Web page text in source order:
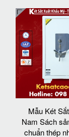
Mẫu Két
Nam Sách
chuẩn thép